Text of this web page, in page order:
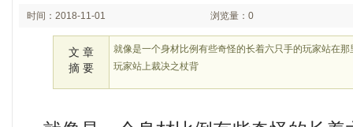
时间：2018-11-01 浏览量：0
文 章
摘 要
就像是一个身材比例有些奇怪的长着六只手的玩家站在
玩家站上裁决之杖背